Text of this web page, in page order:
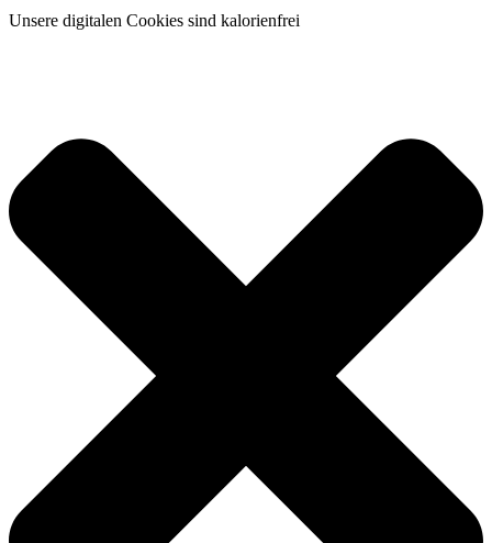
Unsere digitalen Cookies sind kalorienfrei